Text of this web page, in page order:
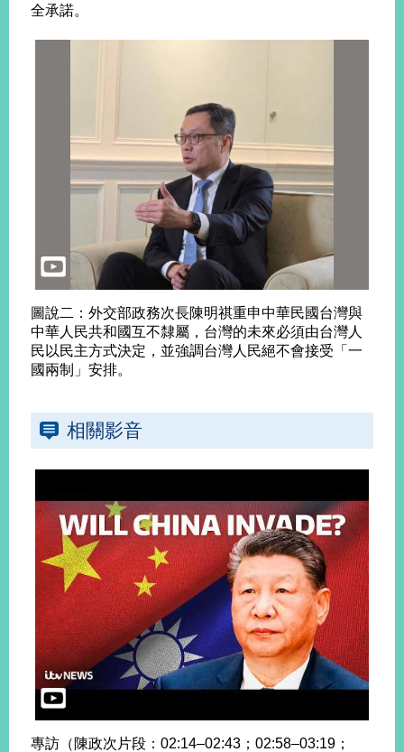
無
礙
網
站
說
聯
絡
我
全承諾。
圖說二：外交部政務次長陳明祺重申中華民國台灣與
中華人民共和國互不隸屬，台灣的未來必須由台灣人
民以民主方式決定，並強調台灣人民絕不會接受「一
國兩制」安排。
相關影音
專訪（陳政次片段：02:14–02:43；02:58–03:19；